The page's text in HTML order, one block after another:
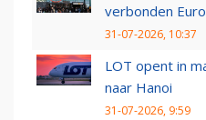
verbonden
31-07-2026, 10:37
LOT opent in
naar Hanoi
31-07-2026, 9:59